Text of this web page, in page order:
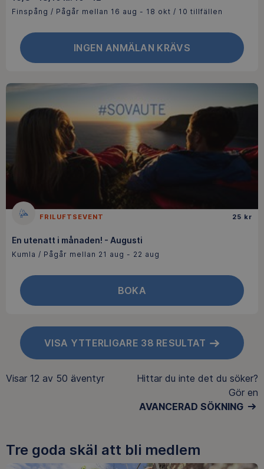
Finspång / Pågår mellan 16 aug - 18 okt / 10 tillfällen
INGEN ANMÄLAN KRÄVS
FRILUFTSEVENT 25 kr
En utenatt i månaden! - Augusti
Kumla / Pågår mellan 21 aug - 22 aug
BOKA
VISA YTTERLIGARE 38 RESULTAT
Visar 12 av 50 äventyr
Hittar du inte det du söker?
Gör en
AVANCERAD SÖKNING
Tre goda skäl att bli medlem